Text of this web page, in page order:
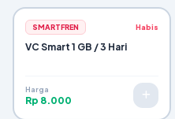
SMARTFREN Habis
VC Smart 1 GB / 3 Hari
Harga
Rp 8.000